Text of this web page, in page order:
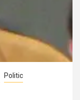
Politic